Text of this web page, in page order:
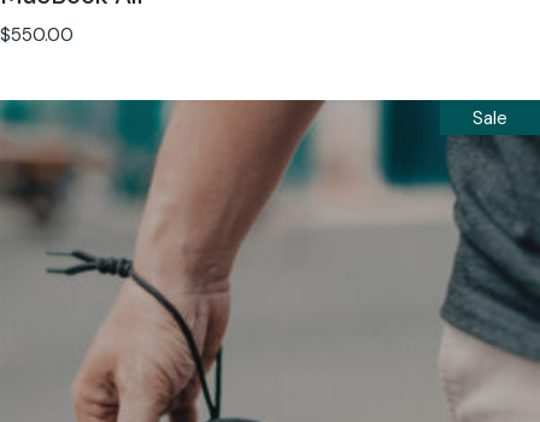
$550.00
Sale